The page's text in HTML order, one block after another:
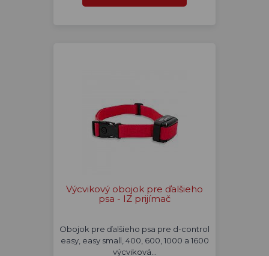
Výcvikový obojok pre ďalšieho
psa - IZ prijímač
Obojok pre ďalšieho psa pre d-control
easy, easy small, 400, 600, 1000 a 1600
výcviková…